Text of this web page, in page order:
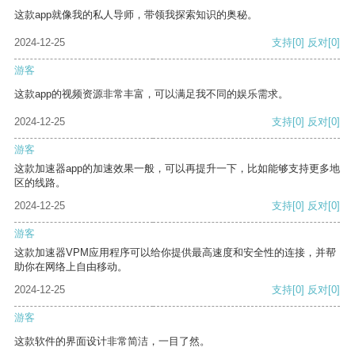
这款app就像我的私人导师，带领我探索知识的奥秘。
2024-12-25 支持[0] 反对[0]
游客
这款app的视频资源非常丰富，可以满足我不同的娱乐需求。
2024-12-25 支持[0] 反对[0]
游客
这款加速器app的加速效果一般，可以再提升一下，比如能够支持更多地
区的线路。
2024-12-25
支持[0] 反对[0]
游客
这款加速器VPM应用程序可以给你提供最高速度和安全性的连接，并帮
助你在网络上自由移动。
2024-12-25
支持[0] 反对[0]
游客
这款软件的界面设计非常简洁，一目了然。